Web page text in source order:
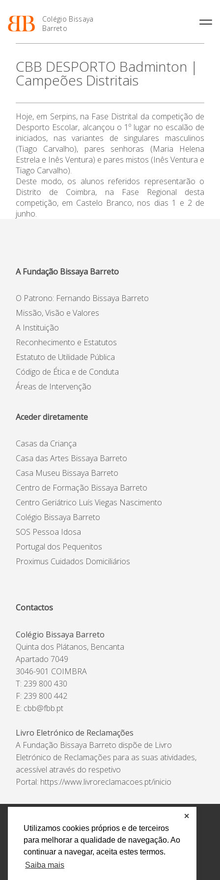
Utilizamos cookies próprios e de terceiros
para melhorar a qualidade de navegação. Ao
continuar a navegar, aceita estes termos.
Saiba mais
✕
Colégio Bissaya
Barreto
O Colégio
Projeto Educativo
Organização
Colaboradores Não
Docentes
Instalações
Ofertas de emprego
Regulamentos
Jornal “O Coreto”
Privacidade
Oferta Formativa
Enriquecimento Curricular
Oferta Curricular
Sala de Estudo
Atividades de Interrupção
Letiva
Academia de LínguasEnsino Profissional
Profissionais
Matrículas
Termalismo
Curso de Técnico/a de Apoio
à Família e à Comunidade
Ofertas de Emprego
Ano Letivo
2027
Calendários
de Educação
SIGE
Secretariado de Exames
Admissão
CBB DESPORTO Badminton |
Campeões Distritais
Hoje, em Serpins, na Fase Distrital da competição de
Desporto Escolar, alcançou o 1º lugar no escalão de
iniciados, nas variantes de singulares masculinos
(Tiago Carvalho), pares senhoras (Maria Helena
Estrela e Inês Ventura) e pares mistos (Inês Ventura e
Tiago Carvalho).
Deste modo, os alunos referidos representarão o
Distrito de Coimbra, na Fase Regional desta
competição, em Castelo Branco, nos dias 1 e 2 de
junho.
A Fundação Bissaya Barreto
O Patrono: Fernando Bissaya Barreto
Missão, Visão e Valores
A Instituição
Reconhecimento e Estatutos
Estatuto de Utilidade Pública
Código de Ética e de Conduta
Áreas de Intervenção
Aceder diretamente
Casas da Criança
Casa das Artes Bissaya Barreto
Casa Museu Bissaya Barreto
Centro de Formação Bissaya Barreto
Centro Geriátrico Luís Viegas Nascimento
Colégio Bissaya Barreto
SOS Pessoa Idosa
Portugal dos Pequenitos
Proximus Cuidados Domiciliários
Contactos
Colégio Bissaya Barreto
Quinta dos Plátanos, Bencanta
Apartado 7049
3046-901 COIMBRA
T: 239 800 430
F: 239 800 442
E: cbb@fbb.pt
Livro Eletrónico de Reclamações
A Fundação Bissaya Barreto dispõe de Livro
Eletrónico de Reclamações para as suas atividades,
acessível através do respetivo
Portal: https://www.livroreclamacoes.pt/inicio
Política de Privacidade e Tratamento de Dados
Encarregado de Proteção de Dados
Livro Eletrónico
de Reclamações
Canal de Denúncias
Todos os direitos reservados Design by AM. Developed by